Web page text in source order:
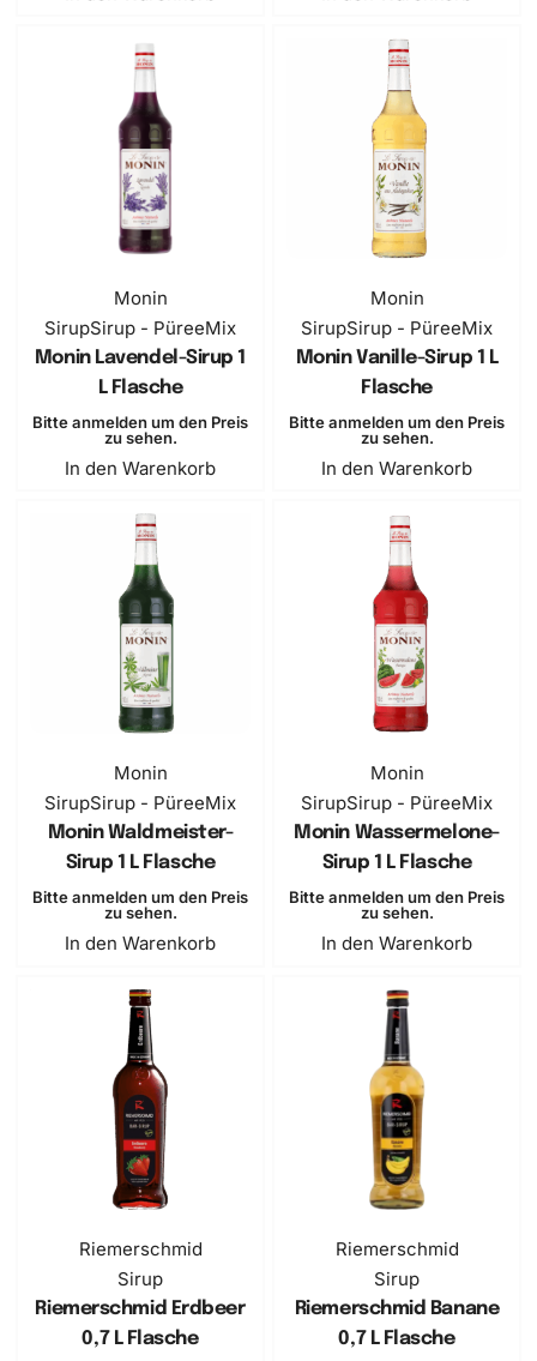
Monin
SirupSirup - PüreeMix
Monin Lavendel-Sirup 1
L Flasche
Bitte anmelden um den Preis
zu sehen.
In den Warenkorb
Monin
SirupSirup - PüreeMix
Monin Vanille-Sirup 1 L
Flasche
Bitte anmelden um den Preis
zu sehen.
In den Warenkorb
Monin
SirupSirup - PüreeMix
Monin Waldmeister-
Sirup 1 L Flasche
Bitte anmelden um den Preis
zu sehen.
In den Warenkorb
Monin
SirupSirup - PüreeMix
Monin Wassermelone-
Sirup 1 L Flasche
Bitte anmelden um den Preis
zu sehen.
In den Warenkorb
Riemerschmid
Sirup
Riemerschmid Erdbeer
0,7 L Flasche
Riemerschmid
Sirup
Riemerschmid Banane
0,7 L Flasche